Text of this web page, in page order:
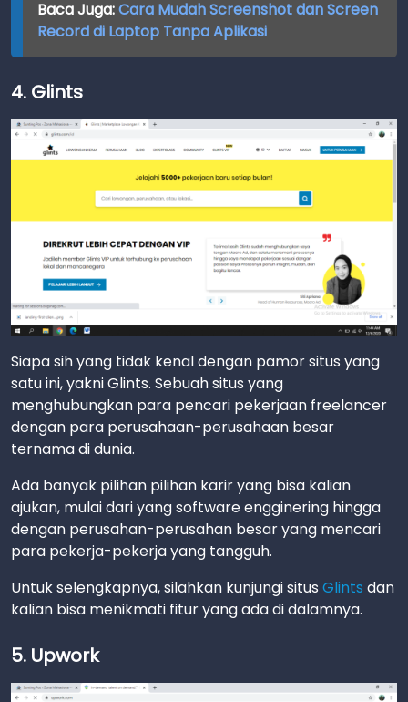
Baca Juga:Cara Mudah Screenshot dan Screen
Record di Laptop Tanpa Aplikasi
4. Glints
Siapa sih yang tidak kenal dengan pamor situs yang
satu ini, yakni Glints. Sebuah situs yang
menghubungkan para pencari pekerjaan freelancer
dengan para perusahaan-perusahaan besar
ternama di dunia.
Ada banyak pilihan pilihan karir yang bisa kalian
ajukan, mulai dari yang software engginering hingga
dengan perusahan-perusahan besar yang mencari
para pekerja-pekerja yang tangguh.
Untuk selengkapnya, silahkan kunjungi situs Glints dan
kalian bisa menikmati fitur yang ada di dalamnya.
5. Upwork